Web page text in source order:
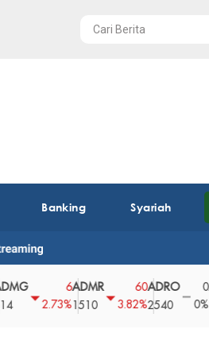
Banking Syariah
2.73%
ADMR
1510
60
3.82%
ADRO
2540
0
0%
AEGS
43